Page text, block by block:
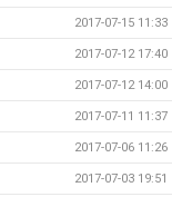
2017-07-15 11:33
2017-07-12 17:40
2017-07-12 14:00
2017-07-11 11:37
2017-07-06 11:26
2017-07-03 19:51